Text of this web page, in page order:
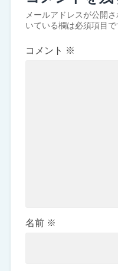
メールアドレスが公開さ
いている欄は必須項目で
コメント ※
名前 ※